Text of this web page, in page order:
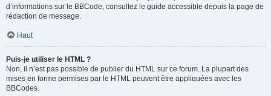
d’informations sur le BBCode, consultez le guide accessible depuis la page de
rédaction de message.
Haut
Puis-je utiliser le HTML ?
Non, il n’est pas possible de publier du HTML sur ce forum. La plupart des
mises en forme permises par le HTML peuvent être appliquées avec les
BBCodes.